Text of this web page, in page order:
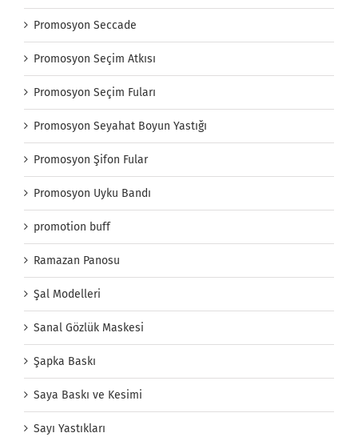
Promosyon Seccade
Promosyon Seçim Atkısı
Promosyon Seçim Fuları
Promosyon Seyahat Boyun Yastığı
Promosyon Şifon Fular
Promosyon Uyku Bandı
promotion buff
Ramazan Panosu
Şal Modelleri
Sanal Gözlük Maskesi
Şapka Baskı
Saya Baskı ve Kesimi
Sayı Yastıkları